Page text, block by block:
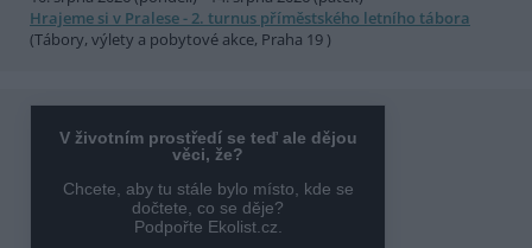
Hrajeme si v Pralese - 2. turnus příměstského letního tábora
(Tábory, výlety a pobytové akce, Praha 19 )